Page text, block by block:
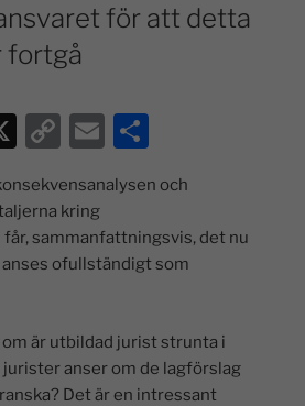
för att detta
fortgå
X
C
p
y
Li
k
E
ai
l
aoch
kring
sammanfattningsvis, det nu
ofullständigt som
är utbildad jurist strunta i
anser om de lagförslag
Det är en intressant